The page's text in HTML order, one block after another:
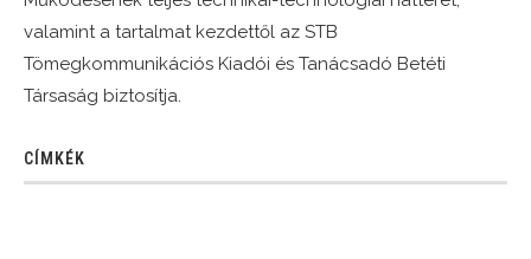
valamint a tartalmat kezdettől az STB
Tömegkommunikációs Kiadói és Tanácsadó Betéti
Társaság biztosítja.
CÍMKÉK